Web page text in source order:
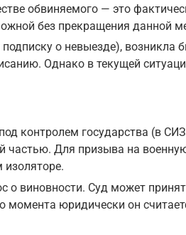
обвиняемого — это
без прекращения данной
о невыезде), возникла
Однако в текущей
контролем государства (в
частью. Для призыва на
о виновности. Суд может
момента юридически он